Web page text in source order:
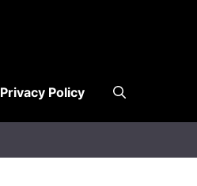
Privacy Policy